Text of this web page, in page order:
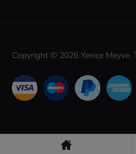
Copyright © 2026 Yenice Meyve.